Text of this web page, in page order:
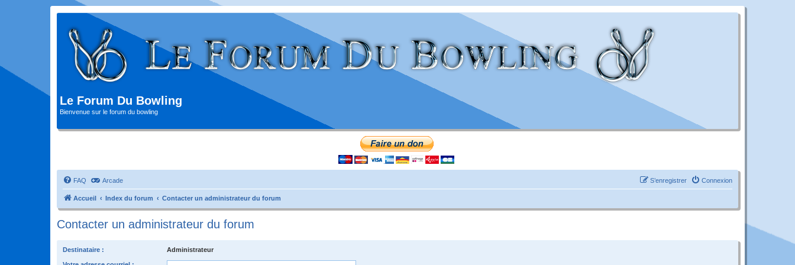
Le Forum Du Bowling
Bienvenue sur le forum du bowling
FAQ Arcade Connexion
S’enregistrer
Accueil Index du forum Contacter un administrateur du forum
Contacter un administrateur du forum
Destinataire : Administrateur